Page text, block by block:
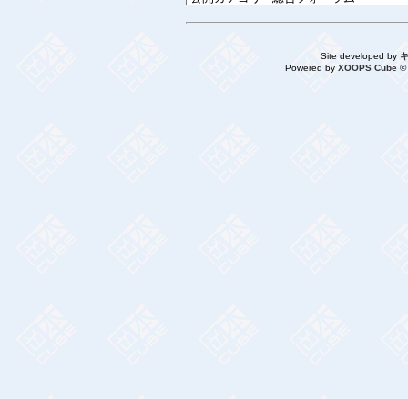
Site developed by
Powered by XOOPS Cube ©